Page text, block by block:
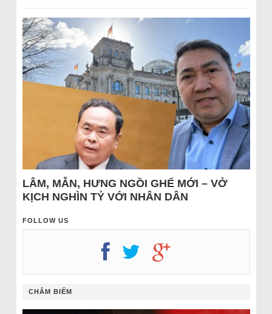
LÂM, MẪN, HƯNG NGỒI GHẾ MỚI – VỞ
KỊCH NGHÌN TỶ VỚI NHÂN DÂN
FOLLOW US
CHÂM BIẾM